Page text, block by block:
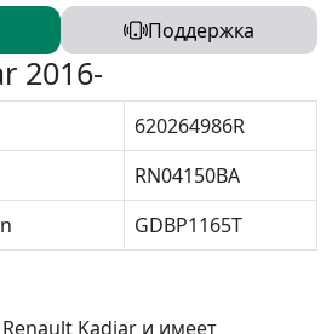
Поддержка
2016-
620264986R
RN04150BA
GDBP1165T
Kadjar и имеет